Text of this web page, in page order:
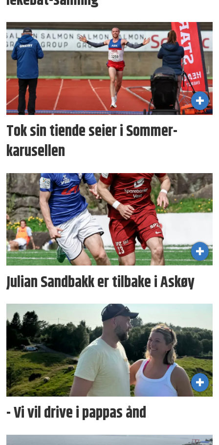
Tok sin tiende seier i Sommer­
karusellen
Julian Sandbakk er tilbake i Askøy
- Vi vil drive i pappas ånd